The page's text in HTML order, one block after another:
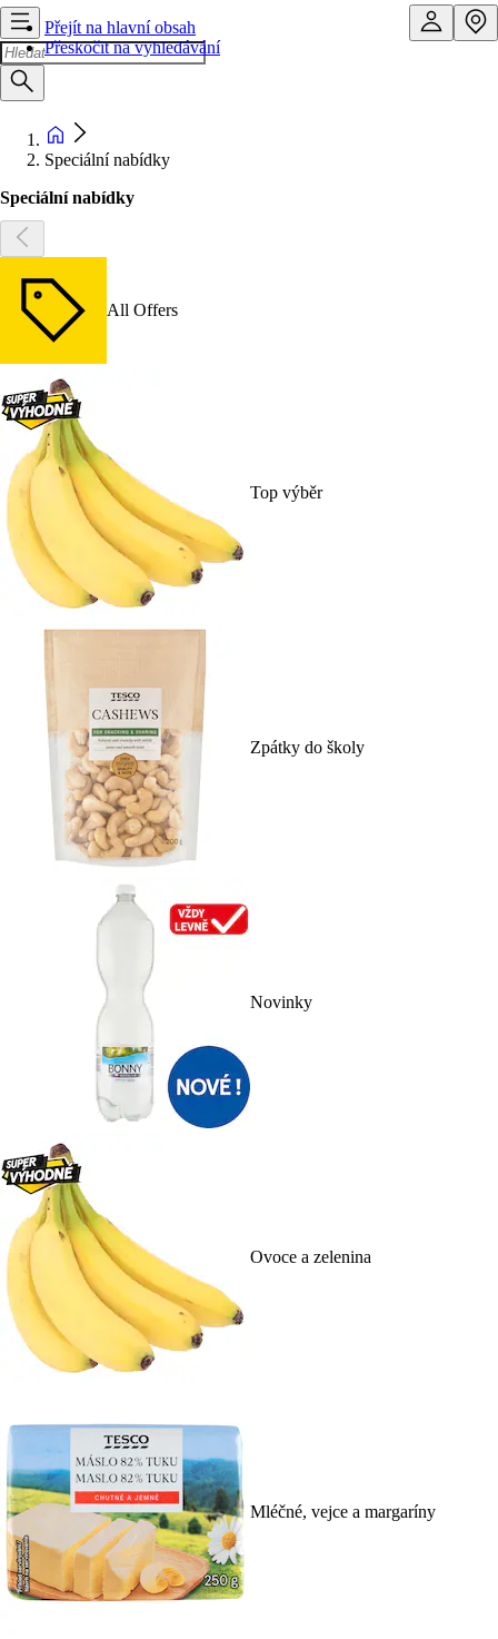
Přejít na hlavní obsah
Přeskočit na vyhledávání
Speciální nabídky
Speciální nabídky
All Offers
Top výběr
Zpátky do školy
Novinky
Ovoce a zelenina
Mléčné, vejce a margaríny